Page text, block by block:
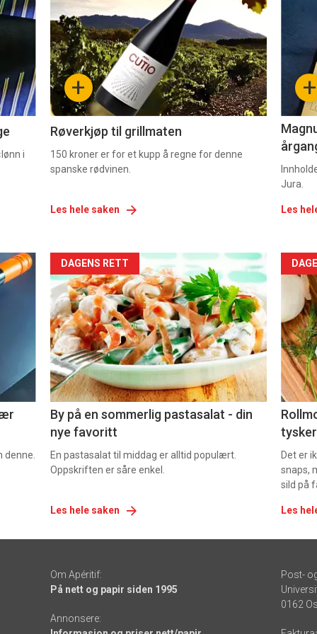
i
akkurat
nå
-
2 +
Røverkjøp til grillmaten
150 kroner er for et kupp å regne for denne
spanske rødvinen.
Les hele saken
nå
+
Jura.
Les
denne.
Forsiden
akkurat
nå
-
5
DAGENS RETT
By på en sommerlig pastasalat - din
nye favoritt
En pastasalat til middag er alltid populært.
Oppskriften er såre enkel.
Les hele saken
nå
-
6
Det er
snaps,
sild på
Les
Om Apéritif:
På nett og papir siden 1995
Annonsere:
Post-
0162